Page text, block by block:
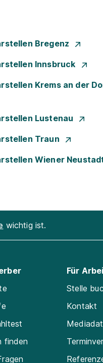
Bregenz
Innsbruck
Krems an der
Lustenau
Traun
Wiener
wichtig ist.
finden
Für
Stelle
Kontakt